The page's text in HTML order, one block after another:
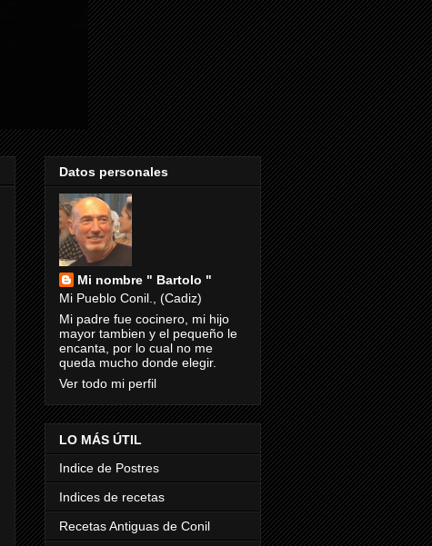
Datos personales
Mi nombre " Bartolo "
Mi Pueblo Conil., (Cadiz)
Mi padre fue cocinero, mi hijo
mayor tambien y el pequeño le
encanta, por lo cual no me
queda mucho donde elegir.
Ver todo mi perfil
LO MÁS ÚTIL
Indice de Postres
Indices de recetas
Recetas Antiguas de Conil